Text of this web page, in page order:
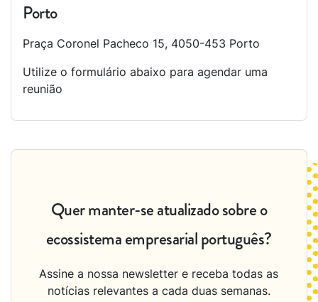
Porto
Praça Coronel Pacheco 15, 4050-453 Porto
Utilize o formulário abaixo para agendar uma
reunião
Quer manter-se atualizado sobre o
ecossistema empresarial português?
Assine a nossa newsletter e receba todas as
notícias relevantes a cada duas semanas.